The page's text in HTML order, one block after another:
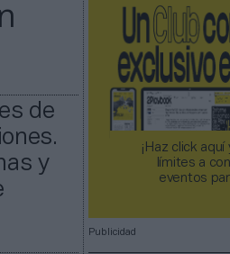
de
y
¡Haz click
límites a
eventos
Publicidad